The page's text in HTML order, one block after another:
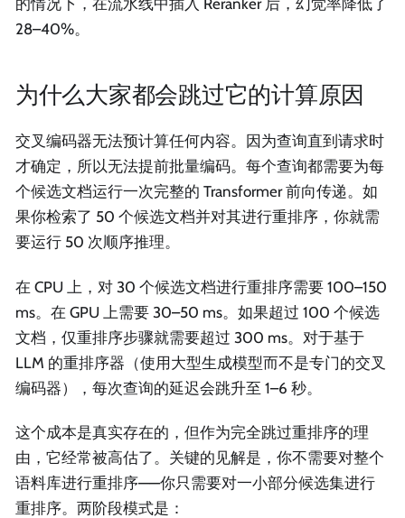
28–40%。
为什么大家都会跳过它的计算原因
交叉编码器无法预计算任何内容。因为查询直到请求时
才确定，所以无法提前批量编码。每个查询都需要为每
个候选文档运行一次完整的 Transformer 前向传递。如
果你检索了 50 个候选文档并对其进行重排序，你就需
要运行 50 次顺序推理。
在 CPU 上，对 30 个候选文档进行重排序需要 100–150
ms。在 GPU 上需要 30–50 ms。如果超过 100 个候选
文档，仅重排序步骤就需要超过 300 ms。对于基于
LLM 的重排序器（使用大型生成模型而不是专门的交叉
编码器），每次查询的延迟会跳升至 1–6 秒。
这个成本是真实存在的，但作为完全跳过重排序的理
由，它经常被高估了。关键的见解是，你不需要对整个
语料库进行重排序——你只需要对一小部分候选集进行
重排序。两阶段模式是：